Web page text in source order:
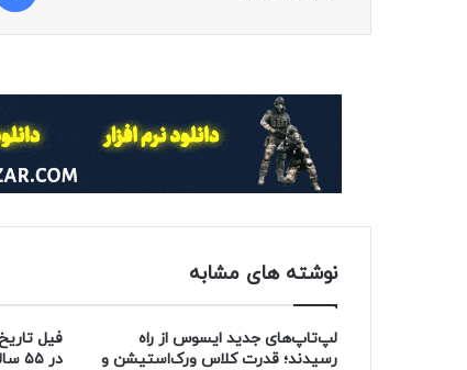
نوشته های مشابه
لپ‌تاپ‌های جدید ایسوس از راه
رسیدند؛ قدرت کلاس ورک‌استیشن و
فیل
در ۵۵ سالگی از دنیا رفت